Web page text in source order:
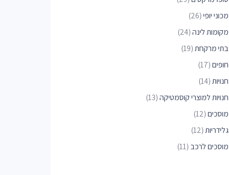
מכוני יופי(26)
מקומות לינה(24)
בתי מרקחת(19)
חופים(17)
חנויות(14)
חנויות למוצרי קוסמטיקה(13)
מוסכים(12)
גלידריות(12)
מוסכים לרכב (11)